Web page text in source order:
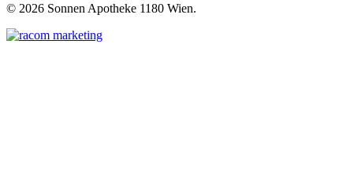
© 2026 Sonnen Apotheke 1180 Wien.